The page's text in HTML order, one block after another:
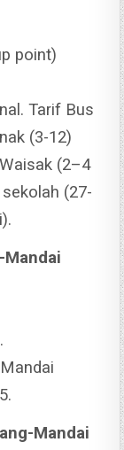
point)
Tarif Bus
(3-12)
(2–4
(27-
Mandai